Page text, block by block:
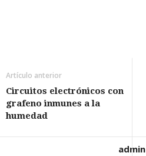
Artículo anterior
Circuitos electrónicos con
grafeno inmunes a la
humedad
admin